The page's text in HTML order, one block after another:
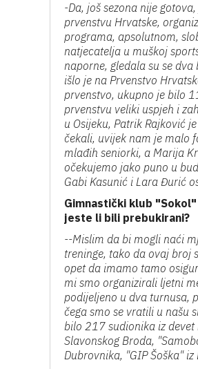
-Da, još sezona nije
prvenstvu Hrvatske,
programa, apsolutnom,
natjecatelja u muškoj
naporne, gledala su se
išlo je na Prvenstvo
prvenstvo, ukupno je bilo
prvenstvu veliki uspjeh i
u Osijeku, Patrik Rajković
čekali, uvijek nam je malo
mlađih seniorki, a Marija
očekujemo jako puno u
Gabi Kasunić i Lara Đurić
Gimnastički klub
jeste li bili prebukirani?
--Mislim da bi mogli naći
treninge, tako da ovaj broj
opet da imamo tamo
mi smo organizirali ljetni
podijeljeno u dva turnusa,
čega smo se vratili u našu
bilo 217 sudionika iz devet
Slavonskog Broda,
Dubrovnika, "GIP Šoška"